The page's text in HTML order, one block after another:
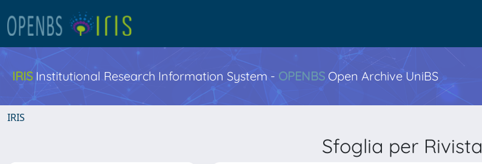
IRIS Institutional Research Information System - OPENBS Open Archive UniBS
IRIS
Sfoglia per Rivista